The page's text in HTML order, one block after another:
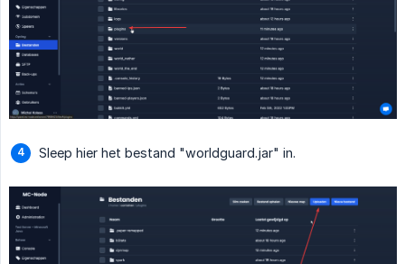
Sleep hier het bestand "worldguard.jar" in.